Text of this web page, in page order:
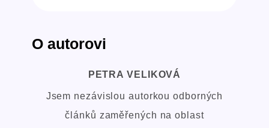
O autorovi
PETRA VELIKOVÁ
Jsem nezávislou autorkou odborných
článků zaměřených na oblast